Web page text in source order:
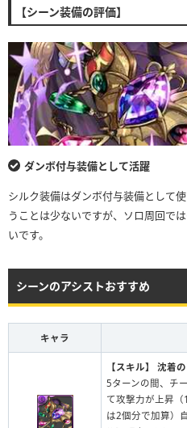
【シーン装備の評価】
ダンボ付与装備として活躍
シルク装備はダンボ付与装備として
うことは少ないですが、ソロ周回で
いです。
シーンのアシストおすすめ
キャラ
【スキル】
沈着
5ターンの間、チ
て攻撃力が上昇
は2個分で加算）